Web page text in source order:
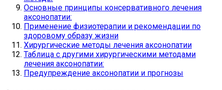
Основные принципы консервативного лечения
аксонопатии:
Применение физиотерапии и рекомендации по
здоровому образу жизни
Хирургические методы лечения аксонопатии
Таблица с другими хирургическими методами
лечения аксонопатии:
Предупреждение аксонопатии и прогнозы